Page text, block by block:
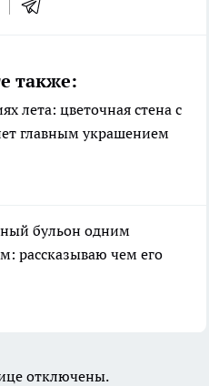
также:
лета: цветочная стена с
главным украшением
бульон одним
рассказываю чем его
отключены.